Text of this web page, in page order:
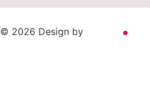
© 2026 Design by .